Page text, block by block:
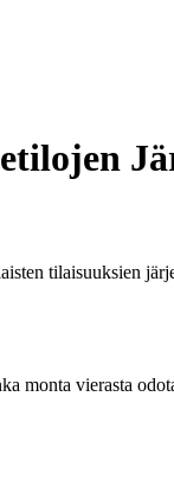
tilaisuuksien
monta vierasta